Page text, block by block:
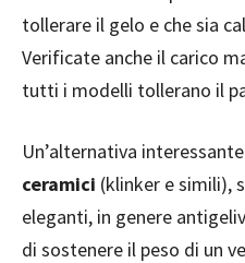
tollerare il gelo e che sia
Verificate anche il carico
tutti i modelli tollerano il
Un’alternativa
ceramici (klinker e simili),
eleganti, in genere
di sostenere il peso di un